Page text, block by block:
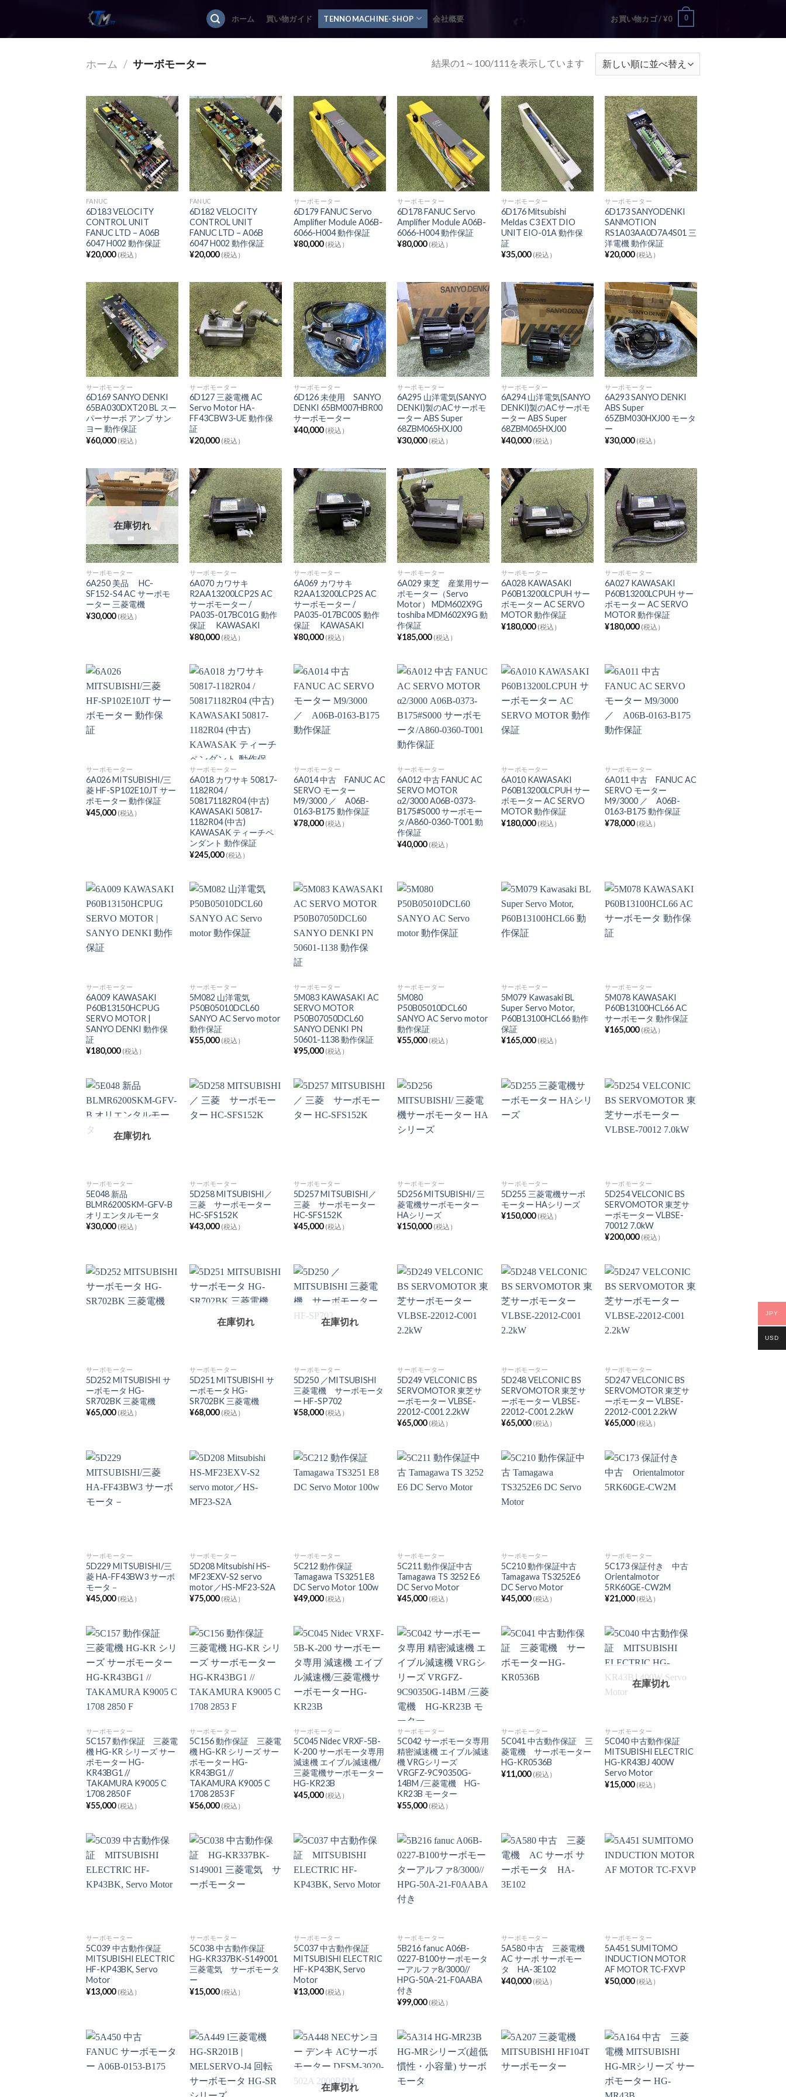
content
ホーム 買い物ガイド TENNOMACHINE-SHOP 会社概要 お買い物カゴ /¥0 0
ホーム / サーボモーター 結果の1～100/111を表示しています
FANUC
6D183 VELOCITY
CONTROL UNIT
FANUC LTD – A06B
6047 H002 動作保証
¥20,000 (税込）
FANUC
6D182 VELOCITY
CONTROL UNIT
FANUC LTD – A06B
6047 H002 動作保証
¥20,000 (税込）
サーボモーター
6D179 FANUC Servo
Amplifier Module A06B-
6066-H004 動作保証
¥80,000 (税込）
サーボモーター
6D178 FANUC Servo
Amplifier Module A06B-
6066-H004 動作保証
¥80,000 (税込）
サーボモーター
6D176 Mitsubishi
Meldas C3 EXT DIO
UNIT EIO-01A 動作保
証
¥35,000 (税込）
サーボモーター
6D173 SANYODENKI
SANMOTION
RS1A03AA0D7A4S01 三
洋電機 動作保証
¥20,000 (税込）
サーボモーター
6D169 SANYO DENKI
65BA030DXT20 BL スー
パーサーボ アンプ サン
ヨー 動作保証
¥60,000 (税込）
サーボモーター
6D127 三菱電機 AC
Servo Motor HA-
FF43CBW3-UE 動作保
証
¥20,000 (税込）
サーボモーター
6D126 未使用 SANYO
DENKI 65BM007HBR00
サーボモーター
¥40,000 (税込）
サーボモーター
6A295 山洋電気(SANYO
DENKI)製のACサーボモ
ーター ABS Super
68ZBM065HXJ00
¥30,000 (税込）
サーボモーター
6A294 山洋電気(SANYO
DENKI)製のACサーボモ
ーター ABS Super
68ZBM065HXJ00
¥40,000 (税込）
サーボモーター
6A293 SANYO DENKI
ABS Super
65ZBM030HXJ00 モータ
ー
¥30,000 (税込）
在庫切れ
サーボモーター
6A250 美品 HC-
SF152-S4 AC サーボモ
ーター 三菱電機
¥30,000 (税込）
サーボモーター
6A070 カワサキ
R2AA13200LCP2S AC
サーボモーター /
PA035-017BC01G 動作
保証 KAWASAKI
¥80,000 (税込）
サーボモーター
6A069 カワサキ
R2AA13200LCP2S AC
サーボモーター /
PA035-017BC00S 動作
保証 KAWASAKI
¥80,000 (税込）
サーボモーター
6A029 東芝 産業用サー
ボモーター（Servo
Motor） MDM602X9G
toshiba MDM602X9G 動
作保証
¥185,000 (税込）
サーボモーター
6A028 KAWASAKI
P60B13200LCPUH サー
ボモーター AC SERVO
MOTOR 動作保証
¥180,000 (税込）
サーボモーター
6A027 KAWASAKI
P60B13200LCPUH サー
ボモーター AC SERVO
MOTOR 動作保証
¥180,000 (税込）
サーボモーター
6A026 MITSUBISHI/三
菱 HF-SP102E10JT サー
ボモーター 動作保証
¥45,000 (税込）
サーボモーター
6A018 カワサキ 50817-
1182R04 /
508171182R04 (中古)
KAWASAKI 50817-
1182R04 (中古)
KAWASAK ティーチペ
ンダント 動作保証
¥245,000 (税込）
サーボモーター
6A014 中古 FANUC AC
SERVO モーター
M9/3000 ／ A06B-
0163-B175 動作保証
¥78,000 (税込）
サーボモーター
6A012 中古 FANUC AC
SERVO MOTOR
α2/3000 A06B-0373-
B175#S000 サーボモー
タ/A860-0360-T001 動
作保証
¥40,000 (税込）
サーボモーター
6A010 KAWASAKI
P60B13200LCPUH サー
ボモーター AC SERVO
MOTOR 動作保証
¥180,000 (税込）
サーボモーター
6A011 中古 FANUC AC
SERVO モーター
M9/3000 ／ A06B-
0163-B175 動作保証
¥78,000 (税込）
サーボモーター
6A009 KAWASAKI
P60B13150HCPUG
SERVO MOTOR |
SANYO DENKI 動作保
証
¥180,000 (税込）
サーボモーター
5M082 山洋電気
P50B05010DCL60
SANYO AC Servo motor
動作保証
¥55,000 (税込）
サーボモーター
5M083 KAWASAKI AC
SERVO MOTOR
P50B07050DCL60
SANYO DENKI PN
50601-1138 動作保証
¥95,000 (税込）
サーボモーター
5M080
P50B05010DCL60
SANYO AC Servo motor
動作保証
¥55,000 (税込）
サーボモーター
5M079 Kawasaki BL
Super Servo Motor,
P60B13100HCL66 動作
保証
¥165,000 (税込）
サーボモーター
5M078 KAWASAKI
P60B13100HCL66 AC
サーボモータ 動作保証
¥165,000 (税込）
在庫切れ
サーボモーター
5E048 新品
BLMR6200SKM-GFV-B
オリエンタルモータ
¥30,000 (税込）
サーボモーター
5D258 MITSUBISHI／
三菱 サーボモーター
HC-SFS152K
¥43,000 (税込）
サーボモーター
5D257 MITSUBISHI／
三菱 サーボモーター
HC-SFS152K
¥45,000 (税込）
サーボモーター
5D256 MITSUBISHI/ 三
菱電機サーボモーター
HAシリーズ
¥150,000 (税込）
サーボモーター
5D255 三菱電機サーボ
モーター HAシリーズ
¥150,000 (税込）
サーボモーター
5D254 VELCONIC BS
SERVOMOTOR 東芝サ
ーボモーター VLBSE-
70012 7.0kW
¥200,000 (税込）
サーボモーター
5D252 MITSUBISHI サ
ーボモータ HG-
SR702BK 三菱電機
¥65,000 (税込）
在庫切れ
サーボモーター
5D251 MITSUBISHI サ
ーボモータ HG-
SR702BK 三菱電機
¥68,000 (税込）
在庫切れ
サーボモーター
5D250 ／MITSUBISHI
三菱電機 サーボモータ
ー HF-SP702
¥58,000 (税込）
サーボモーター
5D249 VELCONIC BS
SERVOMOTOR 東芝サ
ーボモーター VLBSE-
22012-C001 2.2kW
¥65,000 (税込）
サーボモーター
5D248 VELCONIC BS
SERVOMOTOR 東芝サ
ーボモーター VLBSE-
22012-C001 2.2kW
¥65,000 (税込）
サーボモーター
5D247 VELCONIC BS
SERVOMOTOR 東芝サ
ーボモーター VLBSE-
22012-C001 2.2kW
¥65,000 (税込）
サーボモーター
5D229 MITSUBISHI/三
菱 HA-FF43BW3 サーボ
モータ－
¥45,000 (税込）
サーボモーター
5D208 Mitsubishi HS-
MF23EXV-S2 servo
motor／HS-MF23-S2A
¥75,000 (税込）
サーボモーター
5C212 動作保証
Tamagawa TS3251 E8
DC Servo Motor 100w
¥49,000 (税込）
サーボモーター
5C211 動作保証中古
Tamagawa TS 3252 E6
DC Servo Motor
¥45,000 (税込）
サーボモーター
5C210 動作保証中古
Tamagawa TS3252E6
DC Servo Motor
¥45,000 (税込）
サーボモーター
5C173 保証付き 中古
Orientalmotor
5RK60GE-CW2M
¥21,000 (税込）
サーボモーター
5C157 動作保証 三菱電
機 HG-KR シリーズ サー
ボモーター HG-
KR43BG1 //
TAKAMURA K9005 C
1708 2850 F
¥55,000 (税込）
サーボモーター
5C156 動作保証 三菱電
機 HG-KR シリーズ サー
ボモーター HG-
KR43BG1 //
TAKAMURA K9005 C
1708 2853 F
¥56,000 (税込）
サーボモーター
5C045 Nidec VRXF-5B-
K-200 サーボモータ専用
減速機 エイブル減速機/
三菱電機サーボモーター
HG-KR23B
¥45,000 (税込）
サーボモーター
5C042 サーボモータ専用
精密減速機 エイブル減速
機 VRGシリーズ
VRGFZ-9C90350G-
14BM /三菱電機 HG-
KR23B モーター
¥55,000 (税込）
サーボモーター
5C041 中古動作保証 三
菱電機 サーボモーター
HG-KR0536B
¥11,000 (税込）
在庫切れ
サーボモーター
5C040 中古動作保証
MITSUBISHI ELECTRIC
HG-KR43BJ 400W
Servo Motor
¥15,000 (税込）
サーボモーター
5C039 中古動作保証
MITSUBISHI ELECTRIC
HF-KP43BK, Servo
Motor
¥13,000 (税込）
サーボモーター
5C038 中古動作保証
HG-KR337BK-S149001
三菱電気 サーボモータ
ー
¥15,000 (税込）
サーボモーター
5C037 中古動作保証
MITSUBISHI ELECTRIC
HF-KP43BK, Servo
Motor
¥13,000 (税込）
サーボモーター
5B216 fanuc A06B-
0227-B100サーボモータ
ーアルファ8/3000//
HPG-50A-21-F0AABA
付き
¥99,000 (税込）
サーボモーター
5A580 中古 三菱電機
AC サーボ サーボモー
タ HA-3E102
¥40,000 (税込）
サーボモーター
5A451 SUMITOMO
INDUCTION MOTOR
AF MOTOR TC-FXVP
¥50,000 (税込）
在庫切れ
JPY
USD